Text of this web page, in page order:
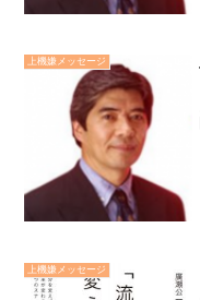
上機嫌メッセージ
上機嫌メッセージ